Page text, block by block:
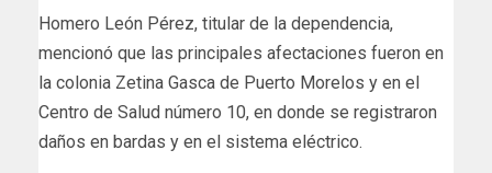
Homero León Pérez, titular de la dependencia,
mencionó que las principales afectaciones fueron en
la colonia Zetina Gasca de Puerto Morelos y en el
Centro de Salud número 10, en donde se registraron
daños en bardas y en el sistema eléctrico.